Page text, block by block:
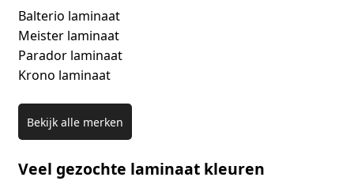
Balterio laminaat
Meister laminaat
Parador laminaat
Krono laminaat
Bekijk alle merken
Veel gezochte laminaat kleuren